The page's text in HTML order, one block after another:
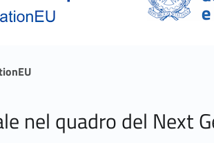
nel quadro del Next